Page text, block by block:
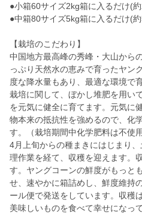
●小箱60サイズ2kg箱に入るだけ(
●中箱80サイズ5kg箱に入るだけ(
【栽培のこだわり】
中国地方最高峰の秀峰・大山から
っぷり天然水の恵みで育ったヤン
度な降水量もあり、最適な環境で
栽培に関して、ぼかし堆肥を用い
を元気に健全に育てます。元気に
物本来の抵抗性を強めるので、化
す。（栽培期間中化学肥料は不使
4月上旬からの種まきにはじまり
理作業を経て、収穫を迎えます。
す。ヤングコーンの鮮度がもっと
せ、速やかに箱詰めし、鮮度維持
ール便で発送をしています。収穫
美味しいものを食べて幸せになっ